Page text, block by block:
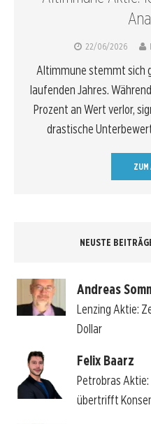
22/06/2026
Altimmune stemmt sich
laufenden Jahres.
Prozent an Wert verlor,
drastische
ZUM
NEUSTE
Andreas
Lenzing Aktie:
Dollar
Felix Baarz
Petrobras Aktie:
übertrifft